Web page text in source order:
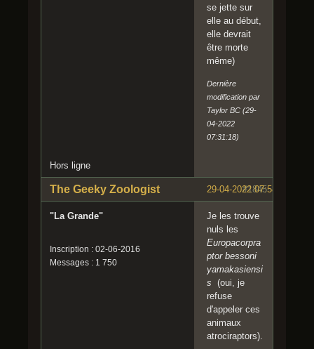
se jette sur
elle au début,
elle devrait
être morte
même)
Dernière
modification par
Taylor BC (29-
04-2022
07:31:18)
Hors ligne
#1845
29-04-2022 07:58:10
The Geeky Zoologist
"La Grande"
Inscription : 02-06-2016
Messages : 1 750
Je les trouve
nuls les
Europacorpra
ptor bessoni
yamakasiensi
s (oui, je
refuse
d'appeler ces
animaux
atrociraptors).